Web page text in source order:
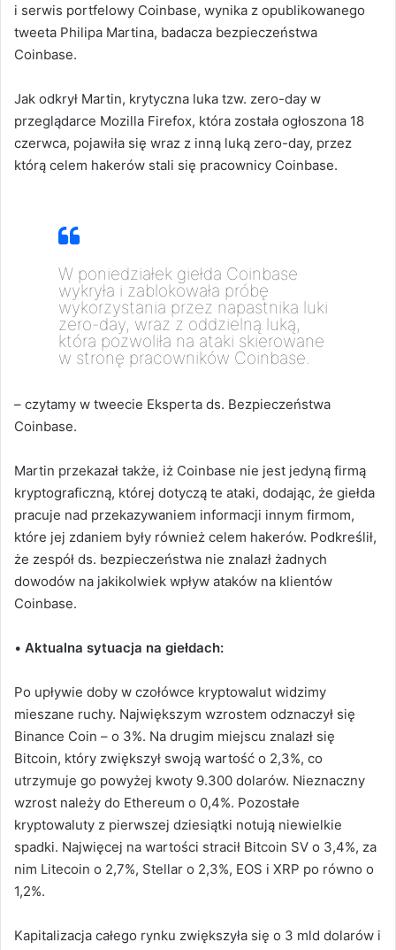
i serwis portfelowy Coinbase, wynika z opublikowanego
tweeta Philipa Martina, badacza bezpieczeństwa
Coinbase.
Jak odkrył Martin, krytyczna luka tzw. zero-day w
przeglądarce Mozilla Firefox, która została ogłoszona 18
czerwca, pojawiła się wraz z inną luką zero-day, przez
którą celem hakerów stali się pracownicy Coinbase.
W poniedziałek giełda Coinbase
wykryła i zablokowała próbę
wykorzystania przez napastnika luki
zero-day, wraz z oddzielną luką,
która pozwoliła na ataki skierowane
w stronę pracowników Coinbase.
– czytamy w tweecie Eksperta ds. Bezpieczeństwa
Coinbase.
Martin przekazał także, iż Coinbase nie jest jedyną firmą
kryptograficzną, której dotyczą te ataki, dodając, że giełda
pracuje nad przekazywaniem informacji innym firmom,
które jej zdaniem były również celem hakerów. Podkreślił,
że zespół ds. bezpieczeństwa nie znalazł żadnych
dowodów na jakikolwiek wpływ ataków na klientów
Coinbase.
• Aktualna sytuacja na giełdach:
Po upływie doby w czołówce kryptowalut widzimy
mieszane ruchy. Największym wzrostem odznaczył się
Binance Coin – o 3%. Na drugim miejscu znalazł się
Bitcoin, który zwiększył swoją wartość o 2,3%, co
utrzymuje go powyżej kwoty 9.300 dolarów. Nieznaczny
wzrost należy do Ethereum o 0,4%. Pozostałe
kryptowaluty z pierwszej dziesiątki notują niewielkie
spadki. Najwięcej na wartości stracił Bitcoin SV o 3,4%, za
nim Litecoin o 2,7%, Stellar o 2,3%, EOS i XRP po równo o
1,2%.
Kapitalizacja całego rynku zwiększyła się o 3 mld dolarów i